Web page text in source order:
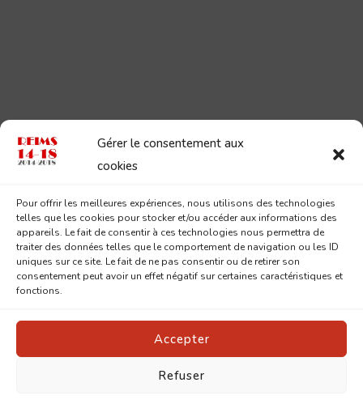
Gérer le consentement aux
cookies
Pour offrir les meilleures expériences, nous utilisons des technologies
telles que les cookies pour stocker et/ou accéder aux informations des
appareils. Le fait de consentir à ces technologies nous permettra de
traiter des données telles que le comportement de navigation ou les ID
uniques sur ce site. Le fait de ne pas consentir ou de retirer son
consentement peut avoir un effet négatif sur certaines caractéristiques et
fonctions.
Accepter
Refuser
Reims 14-18. Tous droits réservés.